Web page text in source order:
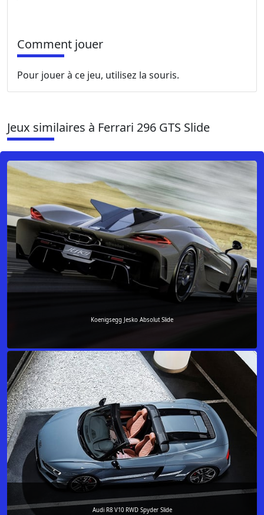
Comment jouer
Pour jouer à ce jeu, utilisez la souris.
Jeux similaires à Ferrari 296 GTS Slide
Koenigsegg Jesko Absolut Slide
Audi R8 V10 RWD Spyder Slide